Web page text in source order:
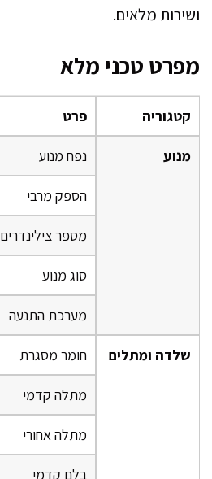
ושירות מלאים.
מפרט טכני מלא
קטגוריה פרט
מנוע נפח מנוע
הספק מרבי
מספר צילינדרים
סוג מנוע
מערכת התנעה
שלדה ומתלים חומר מסגרת
מתלה קדמי
מתלה אחורי
בלם קדמי